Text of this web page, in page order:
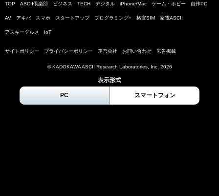
TOP ASCII倶楽部 ビジネス TECH デジタル iPhone/Mac ゲーム・ホビー 自作PC
AV アキバ スマホ スタートアップ プログラミング+ 格安SIM 家電ASCII
アスキーグルメ IoT
サイトポリシー プライバシーポリシー 運営会社 お問い合わせ 広告掲載
© KADOKAWA ASCII Research Laboratories, Inc. 2026
表示形式
PC スマートフォン